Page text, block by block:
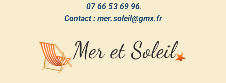
07 66 53 69 96.
Contact : mer.soleil@gmx.fr